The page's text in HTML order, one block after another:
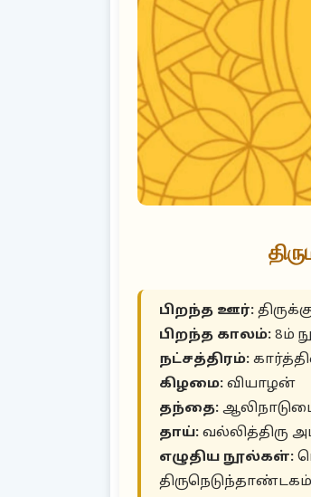
பிறந்த ஊர்:
பிறந்த காலம்: 8ம்
நட்சத்திரம்:
கிழமை: வியாழன்
தந்தை:
தாய்: வல்லித்திரு
எழுதிய நூல்கள்:
திருநெடுந்தாண்டகம்,